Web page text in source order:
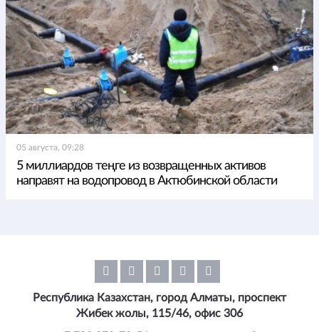
05 августа, 09:28
5 миллиардов теңге из возвращенных активов
направят на водопровод в Актюбинской области
Республика Казахстан, город Алматы, проспект
Жибек жолы, 115/46, офис 306